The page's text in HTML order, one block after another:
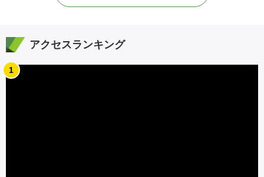
アクセスランキング
1